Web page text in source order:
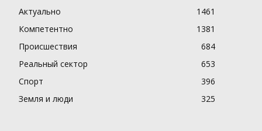
Актуально
1461
Компетентно
1381
Происшествия
684
Реальный сектор
653
Спорт
396
Земля и люди
325